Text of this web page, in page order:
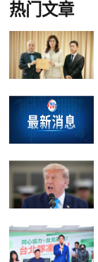
热门文章